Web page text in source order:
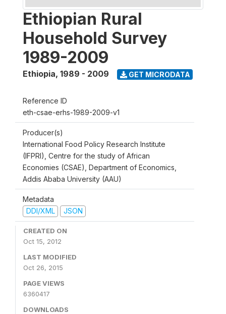
Ethiopian Rural
Household Survey
1989-2009
Ethiopia, 1989 - 2009 GET MICRODATA
Reference ID
eth-csae-erhs-1989-2009-v1
Producer(s)
International Food Policy Research Institute
(IFPRI), Centre for the study of African
Economies (CSAE), Department of Economics,
Addis Ababa University (AAU)
Metadata
DDI/XML
JSON
CREATED ON
Oct 15, 2012
LAST MODIFIED
Oct 26, 2015
PAGE VIEWS
6360417
DOWNLOADS